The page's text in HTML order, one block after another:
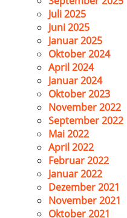
Juli 2025
Juni 2025
Januar 2025
Oktober 2024
April 2024
Januar 2024
Oktober 2023
November 2022
September 2022
Mai 2022
April 2022
Februar 2022
Januar 2022
Dezember 2021
November 2021
Oktober 2021